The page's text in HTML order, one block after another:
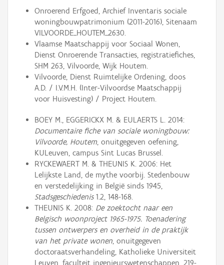
Onroerend Erfgoed, Archief Inventaris sociale
woningbouwpatrimonium (2011-2016), Sitenaam
VILVOORDE_HOUTEM_2630.
Vlaamse Maatschappij voor Sociaal Wonen,
Dienst Onroerende Transacties, registratiefiches,
SHM 263, Vilvoorde, Wijk Houtem.
Vilvoorde, Dienst Ruimtelijke Ordening, doos
A.D. / I.V.M.H. (Inter-Vilvoordse Maatschappij
voor Huisvesting) / Project Houtem.
BOEY M., EGGERICKX M. & EULAERTS L. 2014:
Documentaire fiche van sociale woningbouw:
Vilvoorde, Houtem, onuitgegeven oefening,
KULeuven, campus Sint Lucas Brussel.
RYCKEWAERT M. & THEUNIS K. 2006: Het
Lelijkste Land, de mythe voorbij. Stedenbouw
en verstedelijking in België sinds 1945,
Stadsgeschiedenis1.2, 148-168.
THEUNIS K. 2008: De zoektocht naar een
Belgisch woonproject 1965-1975. Toenadering
tussen ontwerpers en overheid in de praktijk
van het private wonen, onuitgegeven
doctoraatsverhandeling, Katholieke Universiteit
Leuven, faculteit ingenieurswetenschappen, 219-